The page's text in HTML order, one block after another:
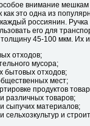
внимание
как это одна из
россиянин.
его для
45-100 мкм. Их
отходов;
мусора;
бытовых отходов;
мест;
продуктов
различных товаров;
сыпучих материалов;
сельхозкультур и